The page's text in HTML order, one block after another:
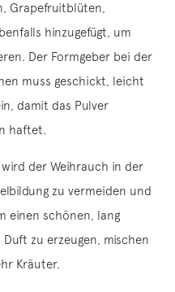
Grapefruitblüten,
hinzugefügt, um
Der Formgeber bei der
muss geschickt, leicht
damit das Pulver
haftet.
der Weihrauch in der
zu vermeiden und
einen schönen, lang
zu erzeugen, mischen
Kräuter.